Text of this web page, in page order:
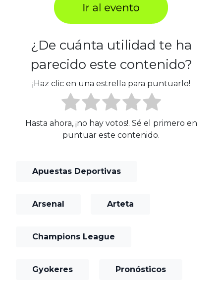
¿De cuánta utilidad te ha
parecido este contenido?
¡Haz clic en una estrella para puntuarlo!
Hasta ahora, ¡no hay votos!. Sé el primero en
puntuar este contenido.
Apuestas Deportivas
Arsenal Arteta
Champions League
Gyokeres Pronósticos